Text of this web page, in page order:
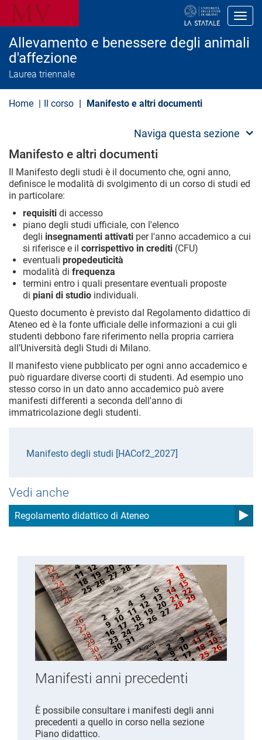
l
Allevamento e benessere degli animali
d'affezione
Laurea triennale
Home Il corso Manifesto e altri documenti
Naviga questa sezione
Manifesto e altri documenti
Il Manifesto degli studi è il documento che, ogni anno,
definisce le modalità di svolgimento di un corso di studi ed
in particolare:
requisiti di accesso
piano degli studi ufficiale, con l'elenco
degli insegnamenti attivati per l'anno accademico a cui
si riferisce e il corrispettivo in crediti (CFU)
eventuali propedeuticità
modalità di frequenza
termini entro i quali presentare eventuali proposte
di piani di studio individuali.
Questo documento è previsto dal Regolamento didattico di
Ateneo ed è la fonte ufficiale delle informazioni a cui gli
studenti debbono fare riferimento nella propria carriera
all’Università degli Studi di Milano.
Il manifesto viene pubblicato per ogni anno accademico e
può riguardare diverse coorti di studenti. Ad esempio uno
stesso corso in un dato anno accademico può avere
manifesti differenti a seconda dell'anno di
immatricolazione degli studenti.
Manifesto degli studi [HACof2_2027]
Vedi anche
Regolamento didattico di Ateneo
Manifesti anni precedenti
È possibile consultare i manifesti degli anni
precedenti a quello in corso nella sezione
Piano didattico.